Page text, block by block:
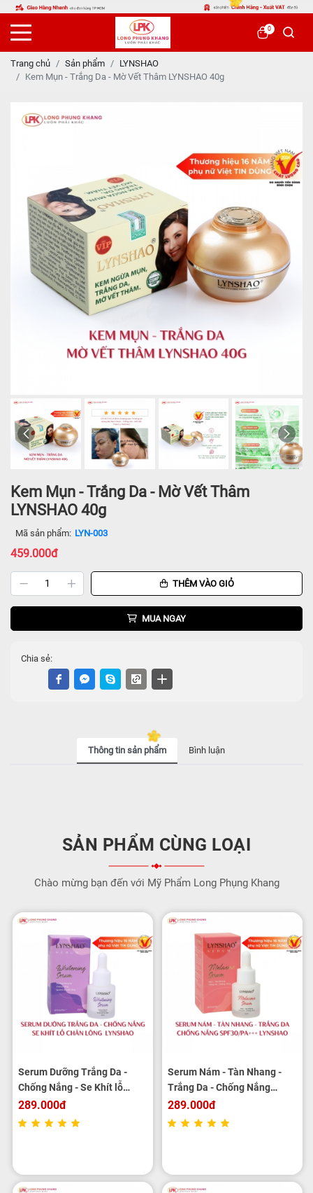
0
Trang chủ Sản phẩm
LYNSHAO
Kem Mụn - Trắng Da - Mờ Vết Thâm LYNSHAO 40g
Kem Mụn - Trắng Da - Mờ Vết Thâm
LYNSHAO 40g
Mã sản phẩm: LYN-003
459.000đ
THÊM VÀO GIỎ
MUA NGAY
Chia sẻ:
Thông tin sản phẩm Bình luận
SẢN PHẨM CÙNG LOẠI
Chào mừng bạn đến với Mỹ Phẩm Long Phụng Khang
Serum Dưỡng Trắng Da -
Chống Nắng - Se Khít lỗ
Chân Lông LYNSHAO 25ml
289.000đ
Serum Nám - Tàn Nhang -
Trắng Da - Chống Nắng
LYNSHAO 25ml
289.000đ